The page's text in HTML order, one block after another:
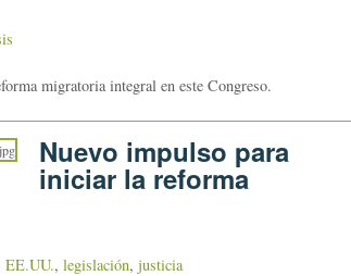
migratoria integral en este Congreso.
Nuevo impulso para
iniciar la reforma
EE.UU., legislación, justicia